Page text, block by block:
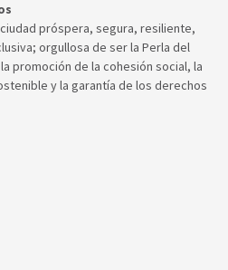
próspera, segura, resiliente,
orgullosa de ser la Perla del
promoción de la cohesión social, la
y la garantía de los derechos